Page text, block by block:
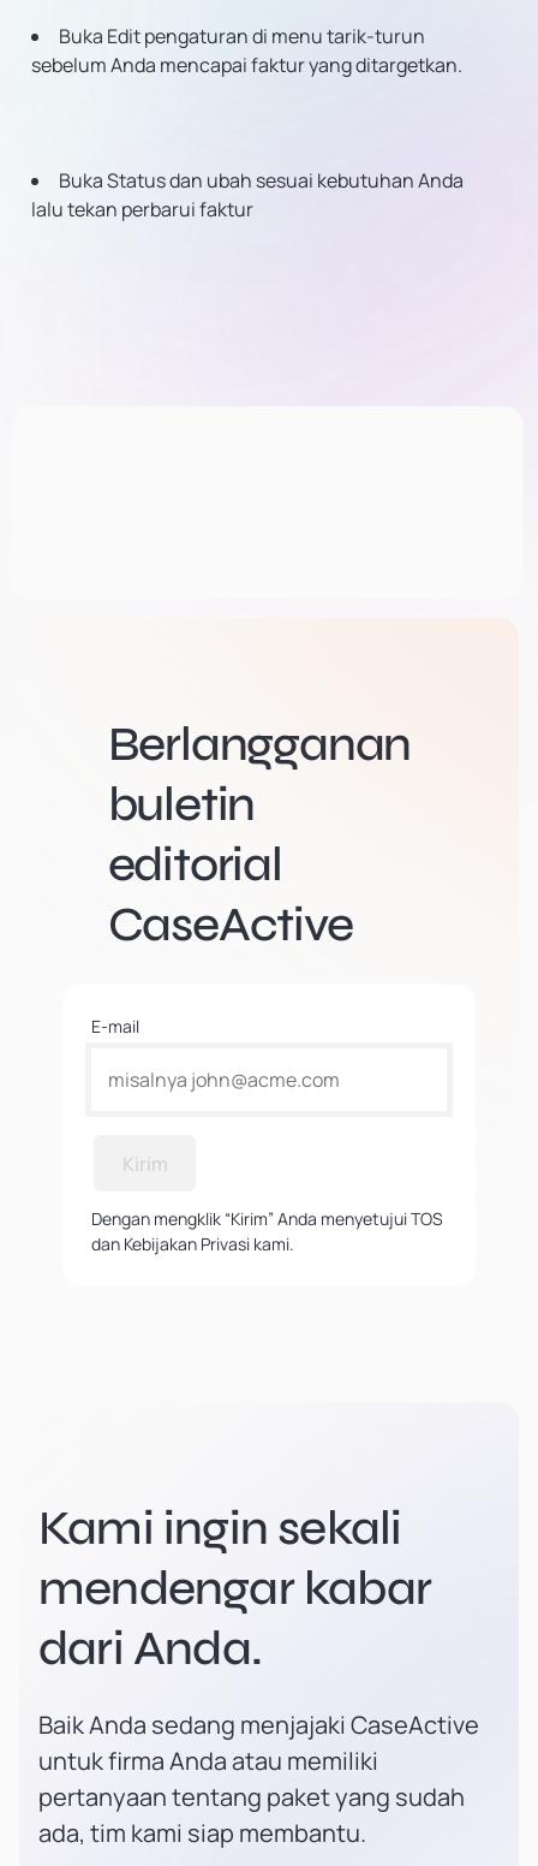
Buka Edit pengaturan di menu tarik-turun
sebelum Anda mencapai faktur yang ditargetkan.
Buka Status dan ubah sesuai kebutuhan Anda
lalu tekan perbarui faktur
Berlangganan
buletin
editorial
CaseActive
E-mail
Kirim
Dengan mengklik “Kirim” Anda menyetujui TOS
dan Kebijakan Privasi kami.
Kami ingin sekali
mendengar kabar
dari Anda.
Baik Anda sedang menjajaki CaseActive
untuk firma Anda atau memiliki
pertanyaan tentang paket yang sudah
ada, tim kami siap membantu.